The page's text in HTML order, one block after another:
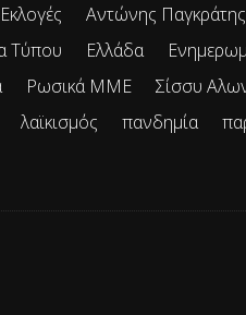
Αντώνης Παγκράτης
Τύπου Ελλάδα
Ρωσικά ΜΜΕ Σίσσυ
λαϊκισμός πανδημία